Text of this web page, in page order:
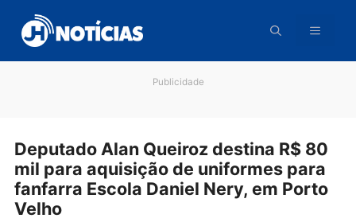
para
conteúdo
Deputado Alan Queiroz destina R$
mil para aquisição de uniformes
fanfarra Escola Daniel Nery, em